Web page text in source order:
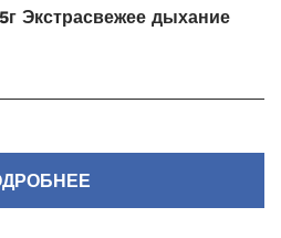
Экстрасвежее дыхание